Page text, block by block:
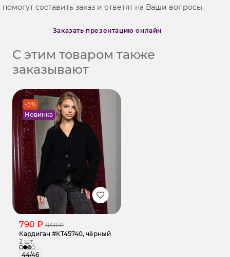
помогут составить заказ и ответят на Ваши вопросы.
Заказать презентацию онлайн
С этим товаром также
заказывают
-5%
Новинка
790 ₽ 840 ₽
Кардиган #КТ45740, чёрный
2 шт.
44/46